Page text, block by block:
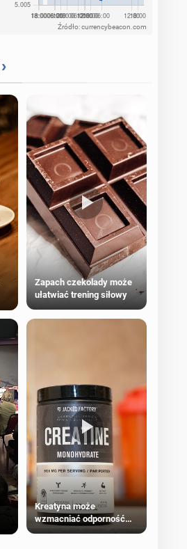
Źródło: currencybeacon.com
›
Zapach czekolady może
ułatwiać trening siłowy
Kreatyna może
wzmacniać odporność
przeciw nowotworom